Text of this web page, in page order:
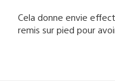
Cela donne envie
remis sur pied pour